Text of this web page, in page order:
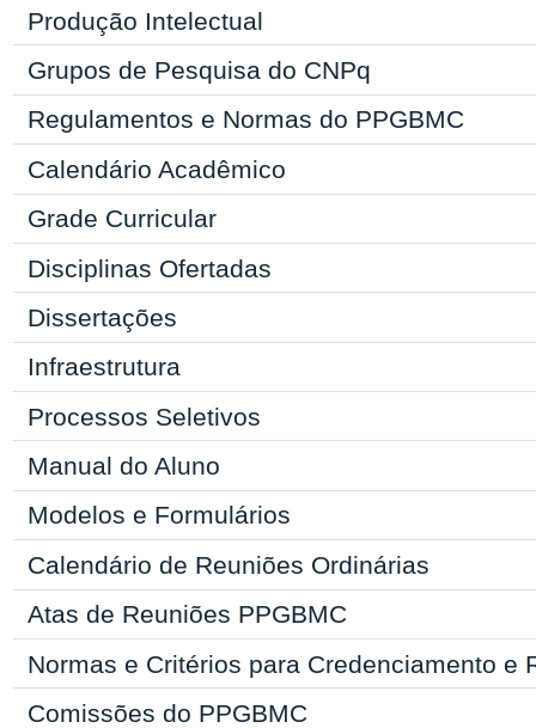
Produção Intelectual
Grupos de Pesquisa do CNPq
Regulamentos e Normas do PPGBMC
Calendário Acadêmico
Grade Curricular
Disciplinas Ofertadas
Dissertações
Infraestrutura
Processos Seletivos
Manual do Aluno
Modelos e Formulários
Calendário de Reuniões Ordinárias
Atas de Reuniões PPGBMC
Normas e Critérios para Credenciamento e
Comissões do PPGBMC